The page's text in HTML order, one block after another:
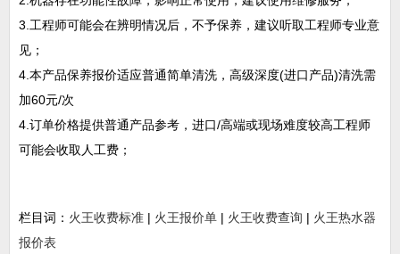
3.工程师可能会在辨明情况后，不予保养，建议听取工程师专业意
见；
4.本产品保养报价适应普通简单清洗，高级深度(进口产品)清洗需
加60元/次
4.订单价格提供普通产品参考，进口/高端或现场难度较高工程师
可能会收取人工费；
栏目词： 火王收费标准 | 火王报价单 | 火王收费查询 | 火王热水器
报价表